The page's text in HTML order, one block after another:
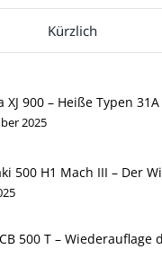
Kürzlich
XJ 900 – Heiße Typen
2025
500 H1 Mach III – Der
500 T – Wiederauflage